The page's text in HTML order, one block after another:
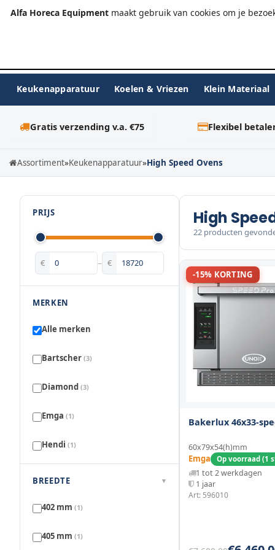
Alfa Horeca Equipmentmaakt gebruik van cookies om je
+31 (0)23-576 9984 info@alfahoreca.nl Ma-Vr
Keukenapparatuur Koelen & Vriezen Klein Materiaal
Gratis verzending v.a. €75 Flexibel
Assortiment»Keukenapparatuur»High Speed Ovens
PRIJS
€ – €
MERKEN
Alle merken
Bartscher (3)
Diamond (3)
Emga (1)
Hendi (1)
TurboChef
Unox
BREEDTE ▾
402 mm (1)
405 mm (1)
High
22 producten
-15% KORTING
Bakerlux 46x33-
60x79x54(h)mm
Emga Op voorraad (1
1 tot 2 werkdagen
1 jaar
Art: 596010